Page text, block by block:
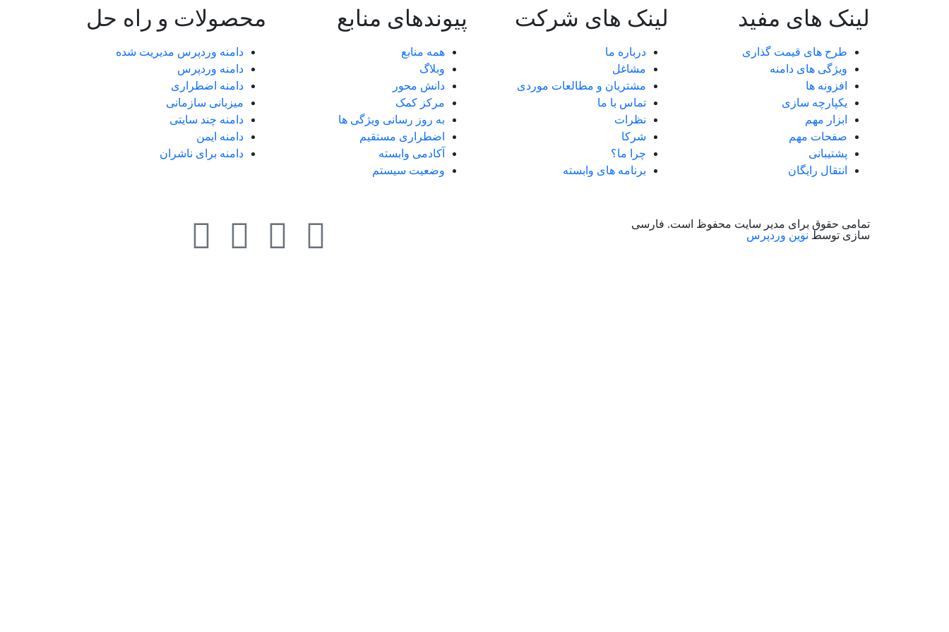
لینک های مفید
طرح های قیمت گذاری
ویژگی های دامنه
افزونه ها
یکپارچه سازی
ابزار مهم
صفحات مهم
پشتیبانی
انتقال رایگان
لینک های شرکت
درباره ما
مشاغل
مشتریان و مطالعات موردی
تماس با ما
نظرات
شرکا
چرا ما؟
برنامه های وابسته
پیوندهای منابع
همه منابع
وبلاگ
دانش محور
مرکز کمک
به روز رسانی ویژگی ها
اضطراری مستقیم
آکادمی وابسته
وضعیت سیستم
محصولات و راه حل
دامنه وردپرس مدیریت شده
دامنه وردپرس
دامنه اضطراری
میزبانی سازمانی
دامنه چند سایتی
دامنه ایمن
دامنه برای ناشران
تمامی حقوق برای مدیر سایت محفوظ است. فارسی
سازی توسط نوین وردپرس